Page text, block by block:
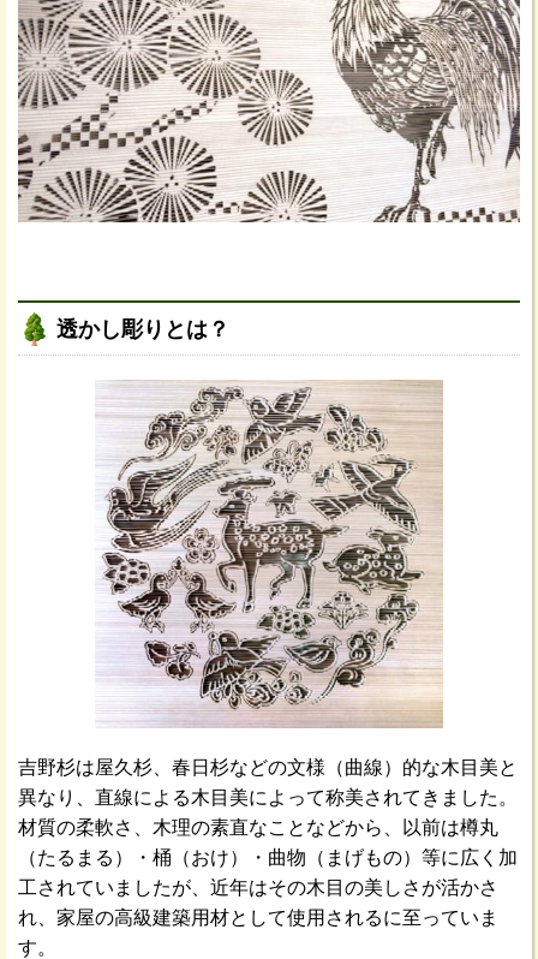
透かし彫りとは？
吉野杉は屋久杉、春日杉などの文様（曲線）的な木目美と
異なり、直線による木目美によって称美されてきました。
材質の柔軟さ、木理の素直なことなどから、以前は樽丸
（たるまる）・桶（おけ）・曲物（まげもの）等に広く加
工されていましたが、近年はその木目の美しさが活かさ
れ、家屋の高級建築用材として使用されるに至っていま
す。